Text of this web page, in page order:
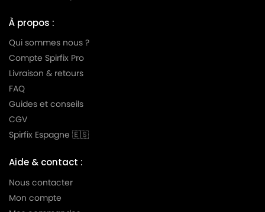
À propos :
Qui sommes nous ?
Compte Spirfix Pro
Livraison & retours
FAQ
Guides et conseils
CGV
Spirfix Espagne 🇪🇸
Aide & contact :
Nous contacter
Mon compte